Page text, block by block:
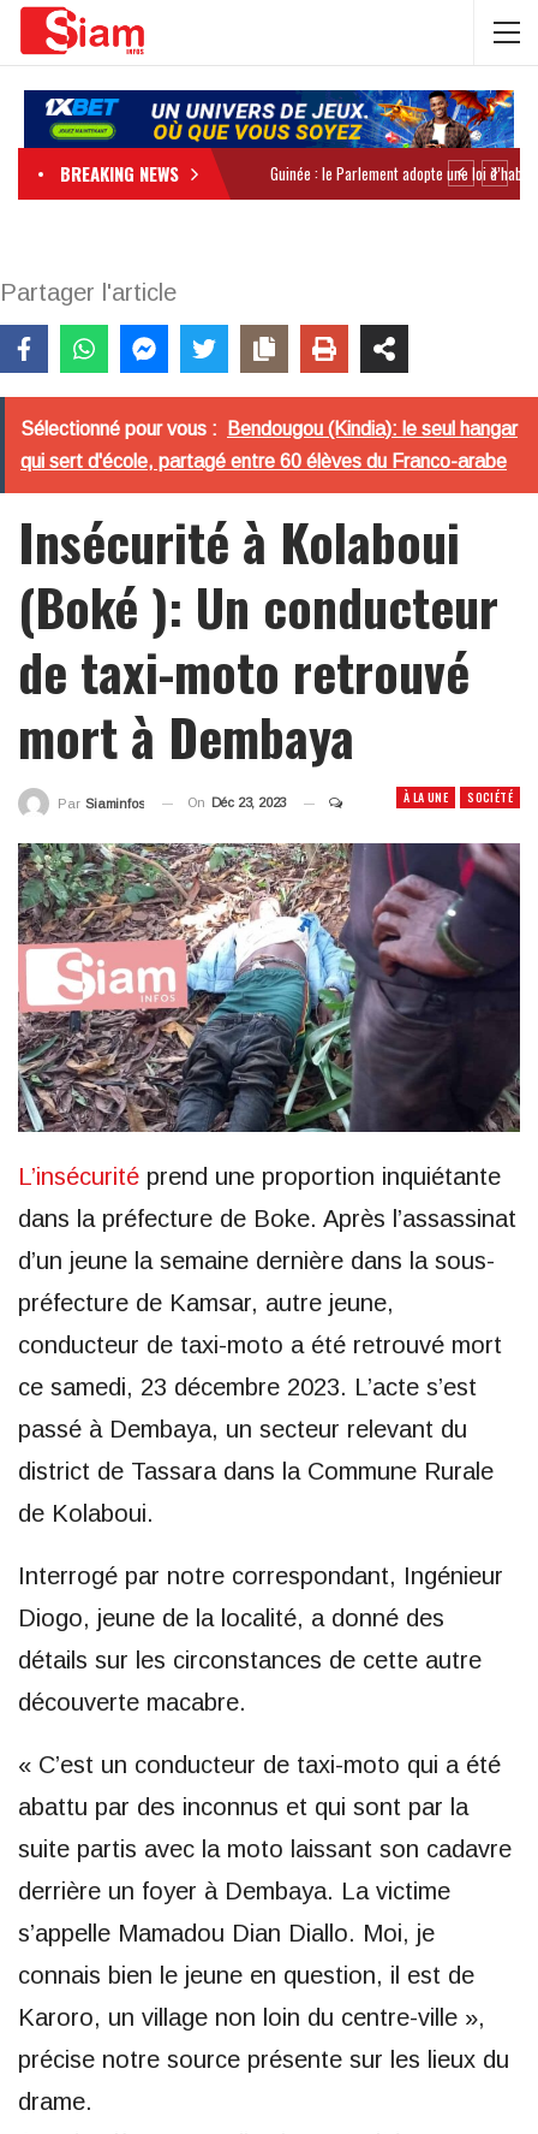
BREAKING NEWS
Partager l'article
Sélectionné pour vous :
Bendougou (Kindia): le seul hangar
qui sert d'école, partagé entre 60 élèves du Franco-arabe
Insécurité à Kolaboui
(Boké ): Un conducteur
de taxi-moto retrouvé
mort à Dembaya
À LA UNE SOCIÉTÉ
Par Siaminfos On Déc 23, 2023
L’insécurité prend une proportion inquiétante
dans la préfecture de Boke. Après l’assassinat
d’un jeune la semaine dernière dans la sous-
préfecture de Kamsar, autre jeune,
conducteur de taxi-moto a été retrouvé mort
ce samedi, 23 décembre 2023. L’acte s’est
passé à Dembaya, un secteur relevant du
district de Tassara dans la Commune Rurale
de Kolaboui.
Interrogé par notre correspondant, Ingénieur
Diogo, jeune de la localité, a donné des
détails sur les circonstances de cette autre
découverte macabre.
« C’est un conducteur de taxi-moto qui a été
abattu par des inconnus et qui sont par la
suite partis avec la moto laissant son cadavre
derrière un foyer à Dembaya. La victime
s’appelle Mamadou Dian Diallo. Moi, je
connais bien le jeune en question, il est de
Karoro, un village non loin du centre-ville »,
précise notre source présente sur les lieux du
drame.